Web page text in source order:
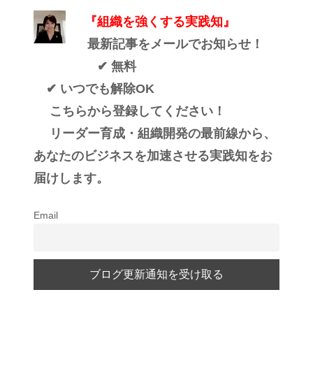
『組織を強くする実践知』
最新記事をメールでお知らせ！
✔ 無料
✔ いつでも解除OK
こちらから登録してください！
リーダー育成・組織開発の最前線から、
あなたのビジネスを加速させる実践知をお
届けします。
Email